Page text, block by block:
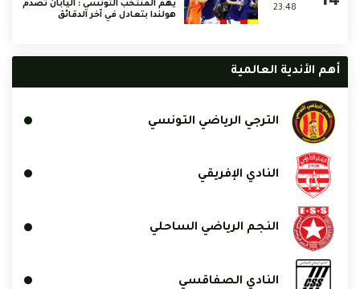
23:48
يهم المنتخب التونسي : اليابان تصدم
هولندا بتعادل في آخر الدقائق
أهم الأندية العالمية
الترجي الرياضي التونسي
النادي الإفريقي
النجم الرياضي الساحلي
النادي الصفاقسي